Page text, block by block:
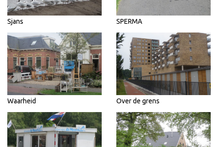
Sjans SPERMA
Waarheid Over de grens